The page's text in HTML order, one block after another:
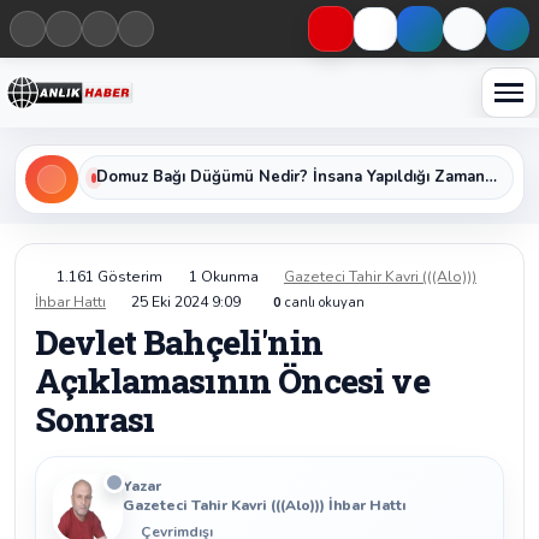
Haberleri keşfet
Domuz Bağı Düğümü Nedir? İnsana Yapıldığı Zaman Yavaş Yavaş Öldüren Ölümcül Düğümün Kan Donduran Gerçekleri
1.161 Gösterim 1 Okunma
Gazeteci Tahir Kavri (((Alo)))
İhbar Hattı
25 Eki 2024 9:09 0 canlı okuyan
Devlet Bahçeli'nin
Açıklamasının Öncesi ve
Sonrası
Yazar
Gazeteci Tahir Kavri (((Alo))) İhbar Hattı
Çevrimdışı